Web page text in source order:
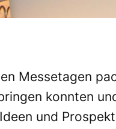
Messetagen
konnten
und